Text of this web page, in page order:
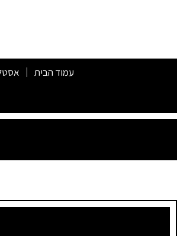
עמוד הבית